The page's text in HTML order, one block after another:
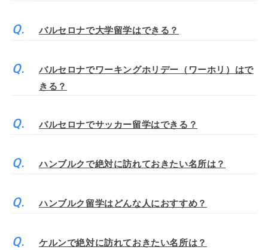
バルセロナで大学留学はできる？
バルセロナでワーキングホリデー（ワーホリ）はで
きる？
バルセロナでサッカー留学はできる？
ハンブルクで絶対に訪れておきたい名所は？
ハンブルク留学はどんな人におすすめ？
ケルンで絶対に訪れておきたい名所は？